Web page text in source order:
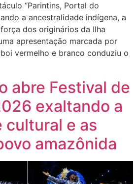
“Parintins, Portal do
a ancestralidade indígena, a
dos originários da Ilha
apresentação marcada por
vermelho e branco conduziu o
abre Festival de
exaltando a
cultural e as
amazônida